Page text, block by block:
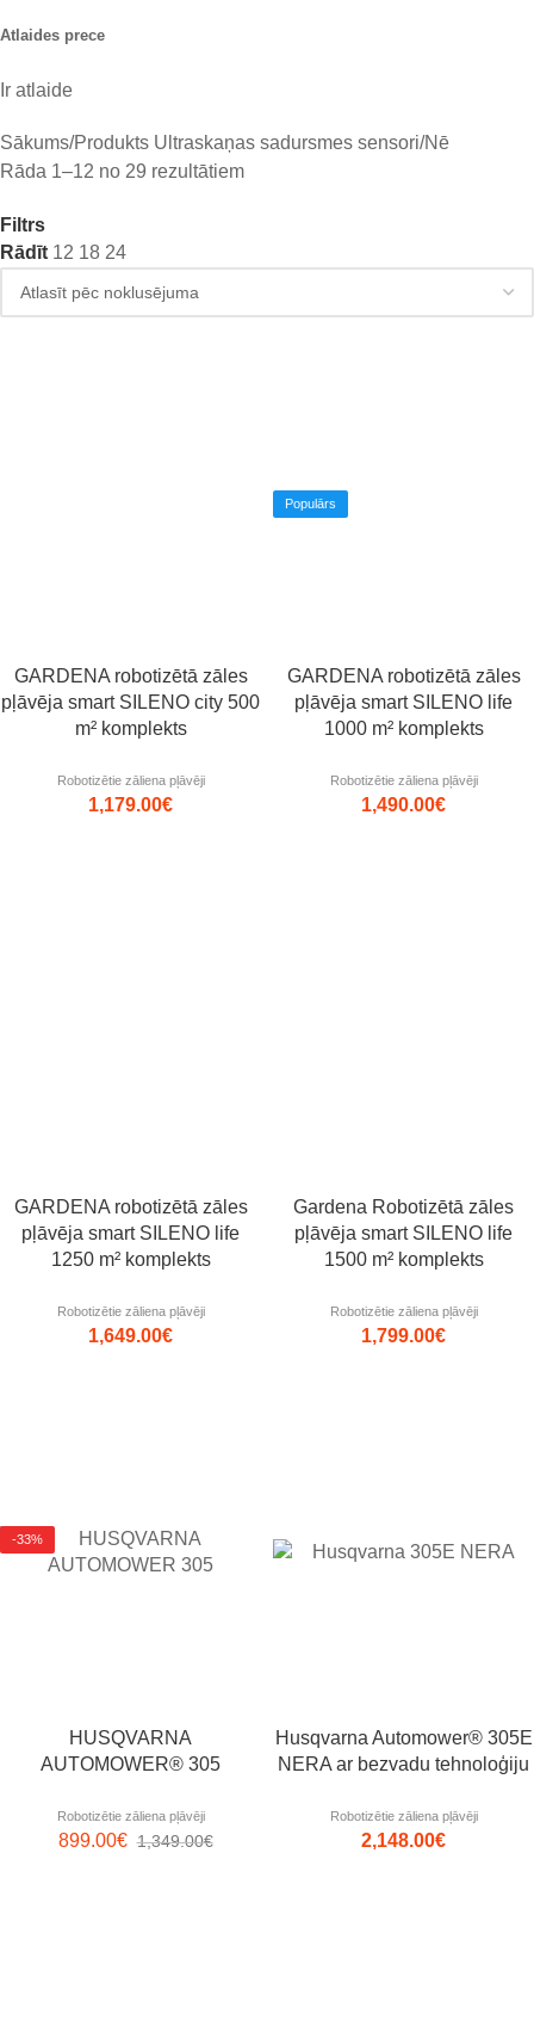
Atlaides prece
Ir atlaide
Sākums Produkts Ultraskaņas sadursmes sensori Nē
Rāda 1–12 no 29 rezultātiem
Filtrs
Rādīt 12 18 24
GARDENA robotizētā zāles
pļāvēja smart SILENO city 500
m² komplekts
Robotizētie zāliena pļāvēji
1,179.00€
Populārs
GARDENA robotizētā zāles
pļāvēja smart SILENO life
1000 m² komplekts
Robotizētie zāliena pļāvēji
1,490.00€
GARDENA robotizētā zāles
pļāvēja smart SILENO life
1250 m² komplekts
Robotizētie zāliena pļāvēji
1,649.00€
Gardena Robotizētā zāles
pļāvēja smart SILENO life
1500 m² komplekts
Robotizētie zāliena pļāvēji
1,799.00€
-33%
HUSQVARNA
AUTOMOWER® 305
Robotizētie zāliena pļāvēji
1,349.00€
899.00€
Husqvarna Automower® 305E
NERA ar bezvadu tehnoloģiju
Robotizētie zāliena pļāvēji
2,148.00€